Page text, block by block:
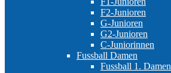
F2-Junioren
G-Junioren
G2-Junioren
C-Juniorinnen
Fussball Damen
Fussball 1. Damen